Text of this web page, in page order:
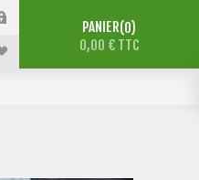
PANIER 0
0,00 € TTC